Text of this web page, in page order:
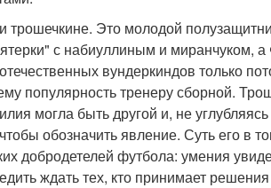
трошечкине. Это молодой
с набиуллиным и миранчуком,
вундеркиндов только
популярность тренеру сборной.
могла быть другой и, не
обозначить явление. Суть его в
добродетелей футбола: умения
ждать тех, кто принимает